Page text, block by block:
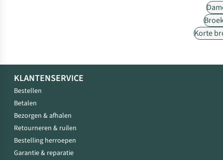
Korte
KLANTENSERVICE
Bestellen
Betalen
Bezorgen & afhalen
Retourneren & ruilen
Bestelling herroepen
Garantie & reparatie